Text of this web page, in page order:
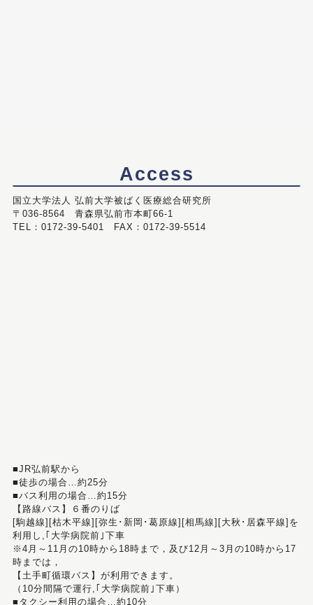
Access
国立大学法人 弘前大学被ばく医療総合研究所
〒036-8564 青森県弘前市本町66-1
TEL：0172-39-5401 FAX：0172-39-5514
■JR弘前駅から
■徒歩の場合…約25分
■バス利用の場合…約15分
【路線バス】６番のりば
[駒越線][枯木平線][弥生･新岡･葛原線][相馬線][大秋･居森平線]を
利用し,｢大学病院前｣下車
※4月～11月の10時から18時まで，及び12月～3月の10時から17
時までは，
【土手町循環バス】が利用できます。
（10分間隔で運行,｢大学病院前｣下車）
■タクシー利用の場合…約10分